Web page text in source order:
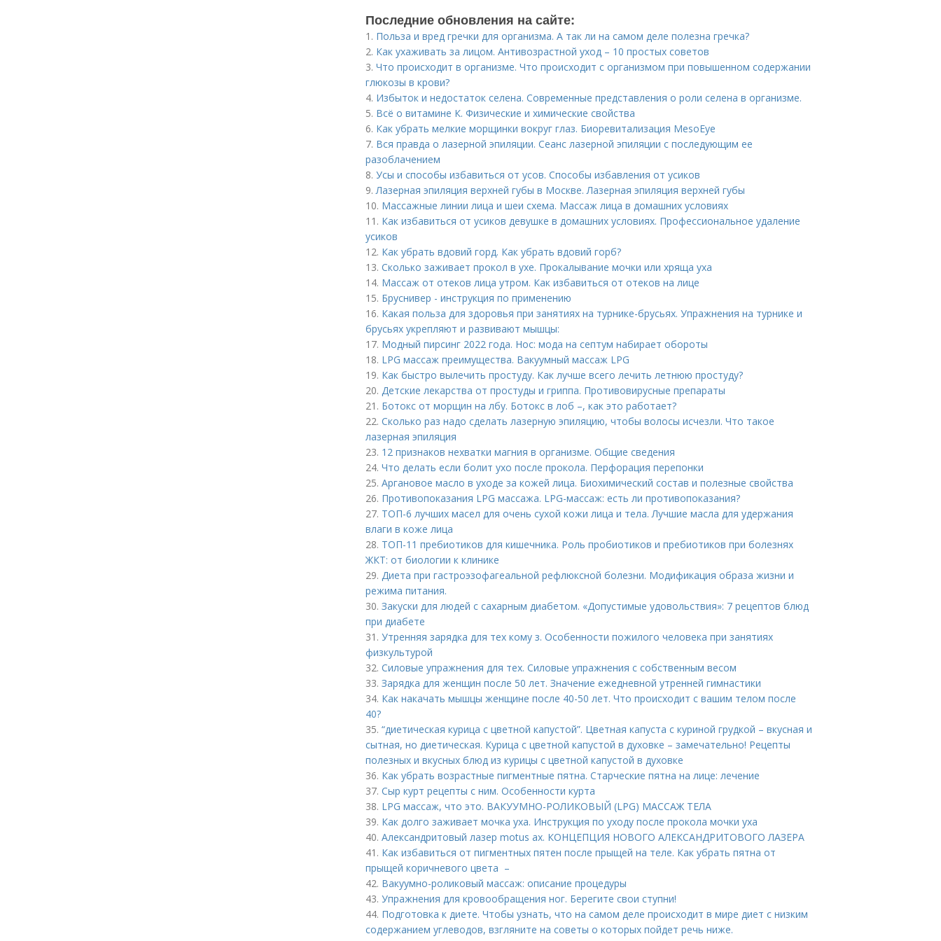
Последние обновления на сайте:
1. Польза и вред гречки для организма. А так ли на самом деле полезна гречка?
2. Как ухаживать за лицом. Антивозрастной уход – 10 простых советов
3. Что происходит в организме. Что происходит с организмом при повышенном содержании
глюкозы в крови?
4. Избыток и недостаток селена. Современные представления о роли селена в организме.
5. Всё о витамине К. Физические и химические свойства
6. Как убрать мелкие морщинки вокруг глаз. Биоревитализация MesoEye
7. Вся правда о лазерной эпиляции. Сеанс лазерной эпиляции с последующим ее
разоблачением
8. Усы и способы избавиться от усов. Способы избавления от усиков
9. Лазерная эпиляция верхней губы в Москве. Лазерная эпиляция верхней губы
10. Массажные линии лица и шеи схема. Массаж лица в домашних условиях
11. Как избавиться от усиков девушке в домашних условиях. Профессиональное удаление
усиков
12. Как убрать вдовий горд. Как убрать вдовий горб?
13. Сколько заживает прокол в ухе. Прокалывание мочки или хряща уха
14. Массаж от отеков лица утром. Как избавиться от отеков на лице
15. Бруснивер - инструкция по применению
16. Какая польза для здоровья при занятиях на турнике-брусьях. Упражнения на турнике и
брусьях укрепляют и развивают мышцы:
17. Модный пирсинг 2022 года. Нос: мода на септум набирает обороты
18. LPG массаж преимущества. Вакуумный массаж LPG
19. Как быстро вылечить простуду. Как лучше всего лечить летнюю простуду?
20. Детские лекарства от простуды и гриппа. Противовирусные препараты
21. Ботокс от морщин на лбу. Ботокс в лоб –, как это работает?
22. Сколько раз надо сделать лазерную эпиляцию, чтобы волосы исчезли. Что такое
лазерная эпиляция
23. 12 признаков нехватки магния в организме. Общие сведения
24. Что делать если болит ухо после прокола. Перфорация перепонки
25. Аргановое масло в уходе за кожей лица. Биохимический состав и полезные свойства
26. Противопоказания LPG массажа. LPG-массаж: есть ли противопоказания?
27. ТОП-6 лучших масел для очень сухой кожи лица и тела. Лучшие масла для удержания
влаги в коже лица
28. ТОП-11 пребиотиков для кишечника. Роль пробиотиков и пребиотиков при болезнях
ЖКТ: от биологии к клинике
29. Диета при гастроэзофагеальной рефлюксной болезни. Модификация образа жизни и
режима питания.
30. Закуски для людей с сахарным диабетом. «Допустимые удовольствия»: 7 рецептов блюд
при диабете
31. Утренняя зарядка для тех кому з. Особенности пожилого человека при занятиях
физкультурой
32. Силовые упражнения для тех. Силовые упражнения с собственным весом
33. Зарядка для женщин после 50 лет. Значение ежедневной утренней гимнастики
34. Как накачать мышцы женщине после 40-50 лет. Что происходит с вашим телом после
40?
35. “диетическая курица с цветной капустой”. Цветная капуста с куриной грудкой – вкусная и
сытная, но диетическая. Курица с цветной капустой в духовке – замечательно! Рецепты
полезных и вкусных блюд из курицы с цветной капустой в духовке
36. Как убрать возрастные пигментные пятна. Старческие пятна на лице: лечение
37. Сыр курт рецепты с ним. Особенности курта
38. LPG массаж, что это. ВАКУУМНО-РОЛИКОВЫЙ (LPG) МАССАЖ ТЕЛА
39. Как долго заживает мочка уха. Инструкция по уходу после прокола мочки уха
40. Александритовый лазер motus ax. КОНЦЕПЦИЯ НОВОГО АЛЕКСАНДРИТОВОГО ЛАЗЕРА
41. Как избавиться от пигментных пятен после прыщей на теле. Как убрать пятна от
прыщей коричневого цвета –
42. Вакуумно-роликовый массаж: описание процедуры
43. Упражнения для кровообращения ног. Берегите свои ступни!
44. Подготовка к диете. Чтобы узнать, что на самом деле происходит в мире диет с низким
содержанием углеводов, взгляните на советы о которых пойдет речь ниже.